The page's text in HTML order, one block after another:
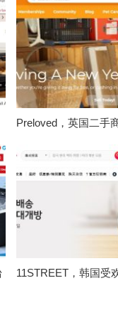
Preloved，英国二手
11STREET，韩国受